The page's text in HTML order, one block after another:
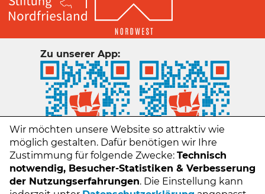
Zu unserer App:
Wir möchten unsere Website so attraktiv wie
möglich gestalten. Dafür benötigen wir Ihre
Zustimmung für folgende Zwecke: Technisch
notwendig, Besucher-Statistiken & Verbesserung
der Nutzungserfahrungen. Die Einstellung kann